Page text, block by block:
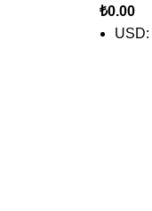
₺0.00
USD: